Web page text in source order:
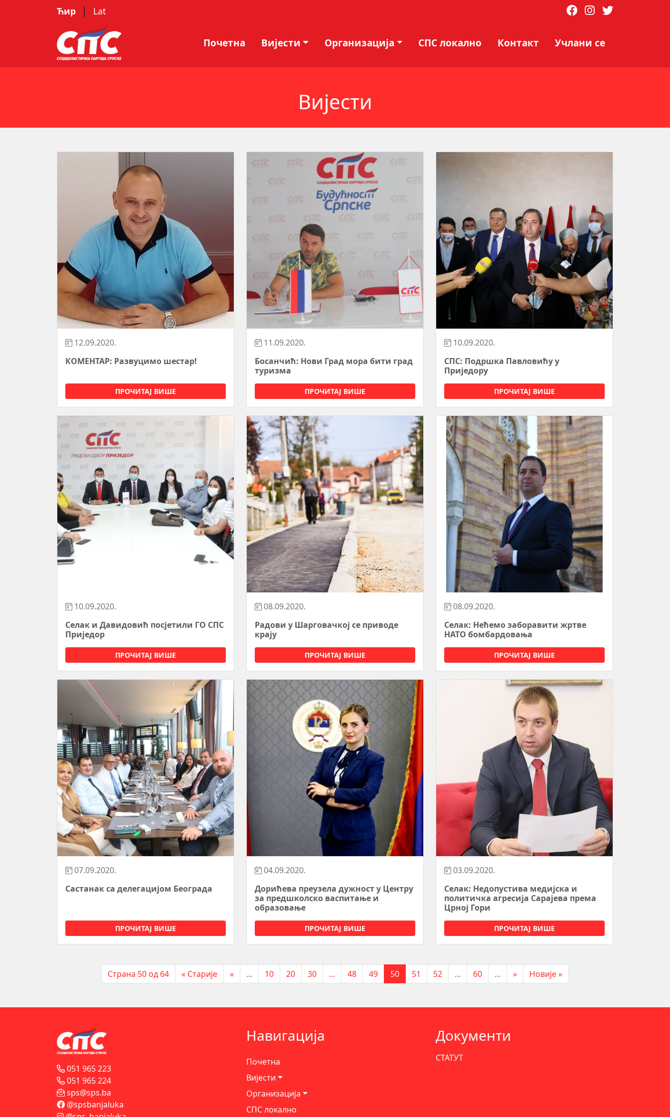
Ћир | Lat
Почетна Вијести Организација СПС локално Контакт Учлани се
Вијести
12.09.2020.
КОМЕНТАР: Развуцимо шестар!
ПРОЧИТАЈ ВИШЕ
11.09.2020.
Босанчић: Нови Град мора бити град
туризма
ПРОЧИТАЈ ВИШЕ
10.09.2020.
СПС: Подршка Павловићу у
Приједору
ПРОЧИТАЈ ВИШЕ
10.09.2020.
Селак и Давидовић посјетили ГО СПС
Приједор
ПРОЧИТАЈ ВИШЕ
08.09.2020.
Радови у Шарговачкој се приводе
крају
ПРОЧИТАЈ ВИШЕ
08.09.2020.
Селак: Нећемо заборавити жртве
НАТО бомбардовања
ПРОЧИТАЈ ВИШЕ
07.09.2020.
Састанак са делегацијом Београда
ПРОЧИТАЈ ВИШЕ
04.09.2020.
Дорићева преузела дужност у Центру
за предшколско васпитање и
образовање
ПРОЧИТАЈ ВИШЕ
03.09.2020.
Селак: Недопустива медијска и
политичка агресија Сарајева према
Црној Гори
ПРОЧИТАЈ ВИШЕ
Страна 50 од 64 « Старије « ... 10 20 30 ... 48 49 50 51 52 ... 60 ... » Новије »
051 965 223
051 965 224
sps@sps.ba
@spsbanjaluka
Навигација
Почетна
Вијести
Организација
СПС локално
Документи
СТАТУТ